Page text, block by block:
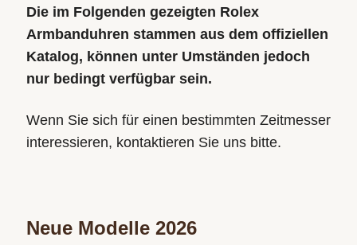
Die im Folgenden gezeigten Rolex
Armbanduhren stammen aus dem offiziellen
Katalog, können unter Umständen jedoch
nur bedingt verfügbar sein.
Wenn Sie sich für einen bestimmten Zeitmesser
interessieren, kontaktieren Sie uns bitte.
Neue Modelle 2026